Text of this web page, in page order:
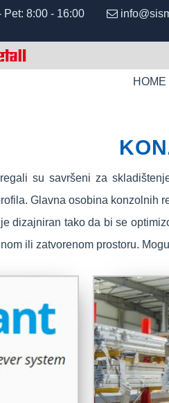
Pet: 8:00 - 16:00
HOME
su savršeni za
Glavna osobina konzolnih
dizajniran tako da bi se
ili zatvorenom prostoru.